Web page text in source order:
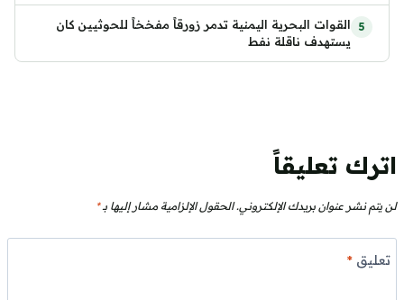
القوات البحرية اليمنية تدمر زورقاً مفخخاً للحوثيين كان
يستهدف ناقلة نفط
اترك تعليقاً
لن يتم نشر عنوان بريدك الإلكتروني. الحقول الإلزامية مشار إليها بـ*
تعليق*